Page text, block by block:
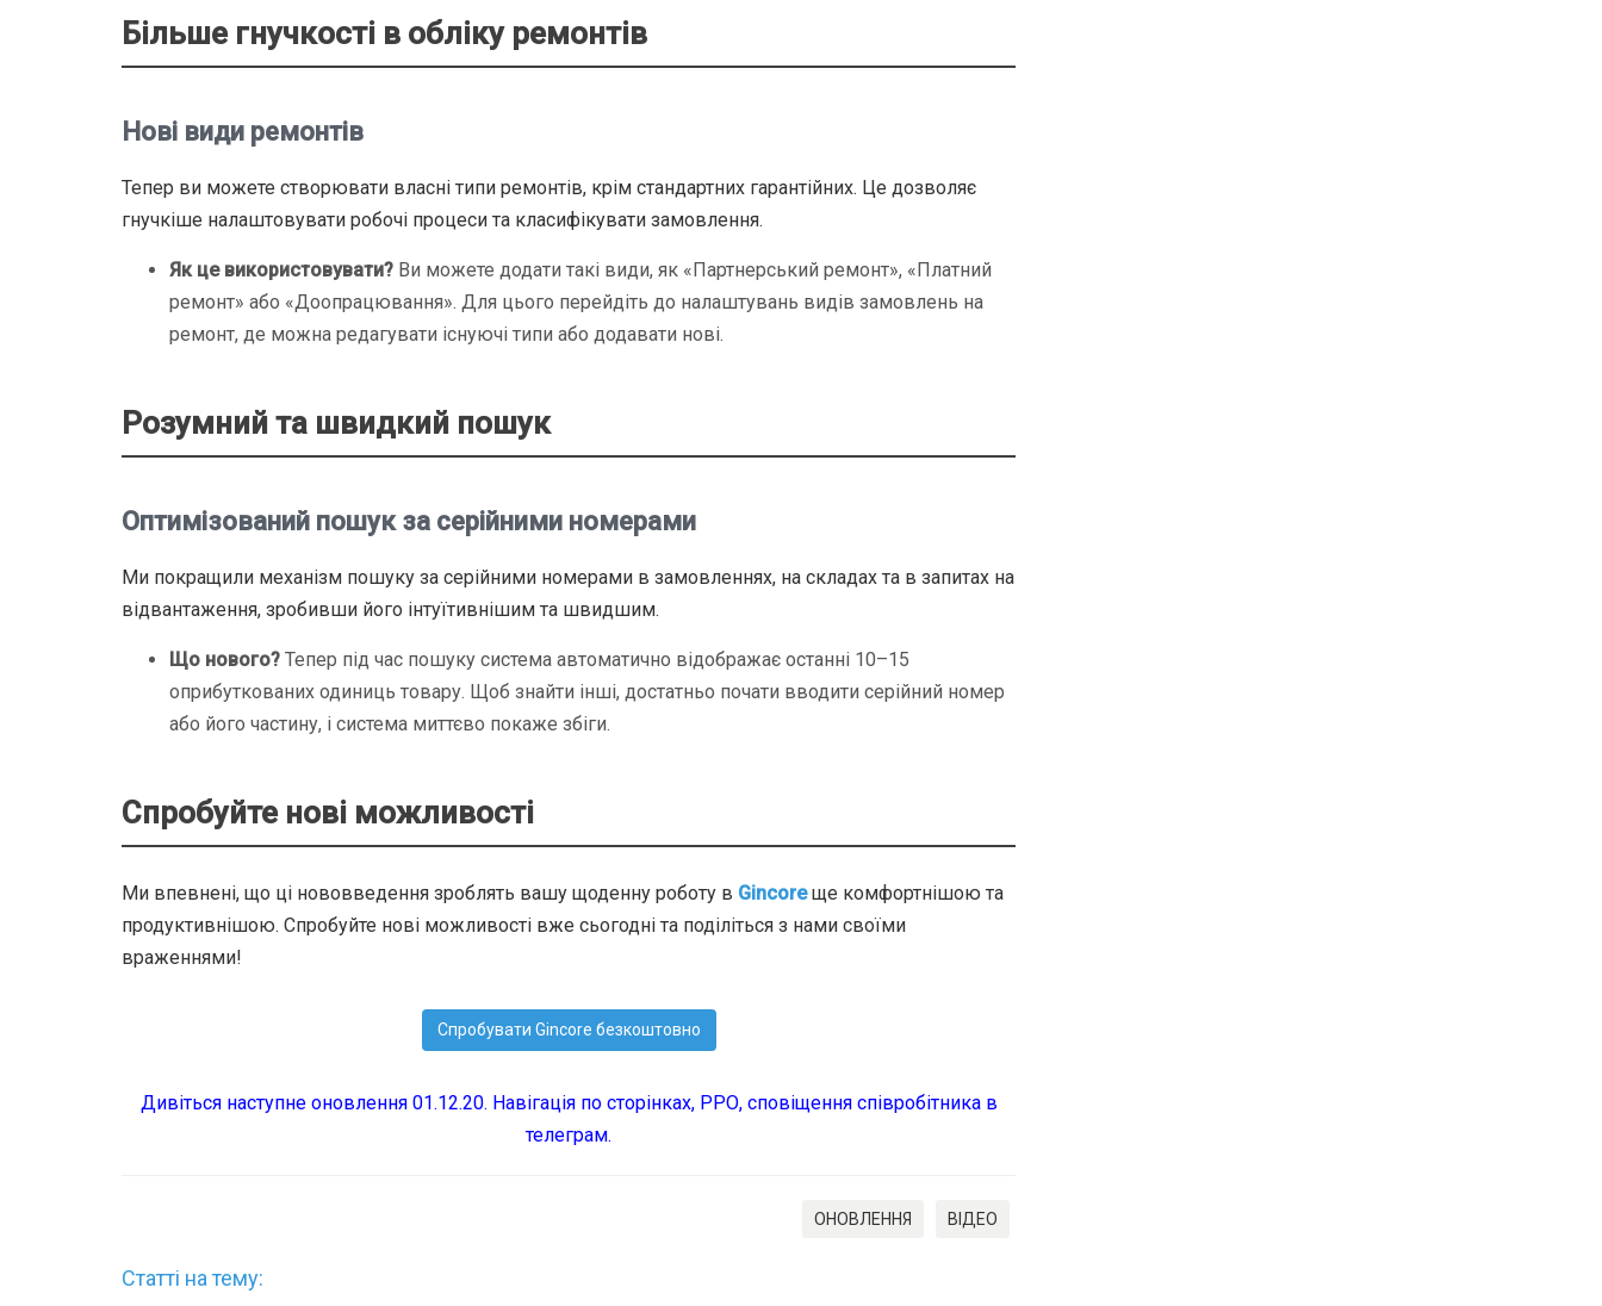
Більше гнучкості в обліку ремонтів
Нові види ремонтів
Тепер ви можете створювати власні типи ремонтів, крім стандартних гарантійних. Це дозволяє
гнучкіше налаштовувати робочі процеси та класифікувати замовлення.
Як це використовувати? Ви можете додати такі види, як «Партнерський ремонт», «Платний
ремонт» або «Доопрацювання». Для цього перейдіть до налаштувань видів замовлень на
ремонт, де можна редагувати існуючі типи або додавати нові.
Розумний та швидкий пошук
Оптимізований пошук за серійними номерами
Ми покращили механізм пошуку за серійними номерами в замовленнях, на складах та в запитах на
відвантаження, зробивши його інтуїтивнішим та швидшим.
Що нового? Тепер під час пошуку система автоматично відображає останні 10–15
оприбуткованих одиниць товару. Щоб знайти інші, достатньо почати вводити серійний номер
або його частину, і система миттєво покаже збіги.
Спробуйте нові можливості
Ми впевнені, що ці нововведення зроблять вашу щоденну роботу в Gincoreще комфортнішою та
продуктивнішою. Спробуйте нові можливості вже сьогодні та поділіться з нами своїми
враженнями!
Спробувати Gincore безкоштовно
Дивіться наступне оновлення 01.12.20. Навігація по сторінках, РРО, сповіщення співробітника в
телеграм.
ОНОВЛЕННЯ ВІДЕО
Статті на тему: